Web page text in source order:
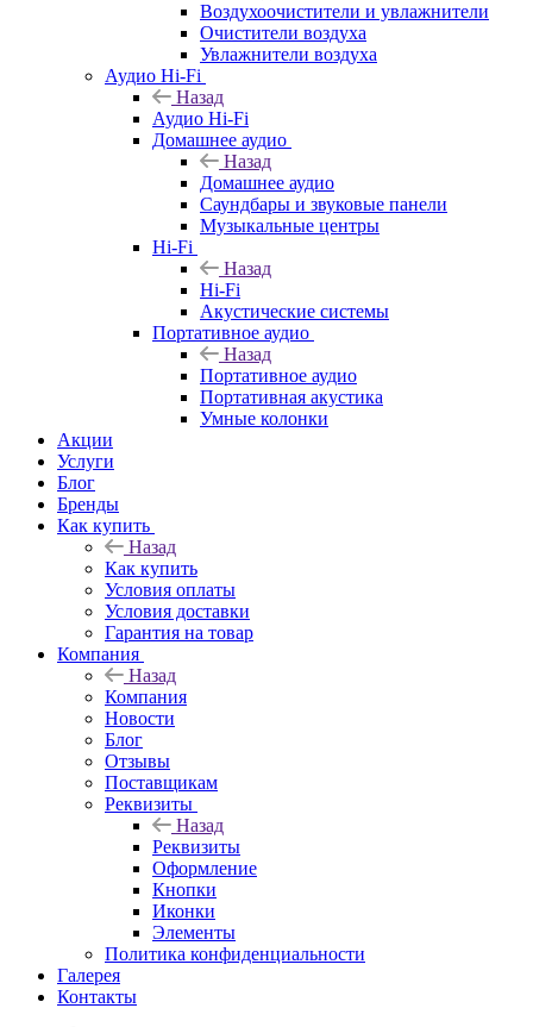
Воздухоочистители и увлажнители
Очистители воздуха
Увлажнители воздуха
Аудио Hi-Fi
Назад
Аудио Hi-Fi
Домашнее аудио
Назад
Домашнее аудио
Саундбары и звуковые панели
Музыкальные центры
Hi-Fi
Назад
Hi-Fi
Акустические системы
Портативное аудио
Назад
Портативное аудио
Портативная акустика
Умные колонки
Акции
Услуги
Блог
Бренды
Как купить
Назад
Как купить
Условия оплаты
Условия доставки
Гарантия на товар
Компания
Назад
Компания
Новости
Блог
Отзывы
Поставщикам
Реквизиты
Назад
Реквизиты
Оформление
Кнопки
Иконки
Элементы
Политика конфиденциальности
Галерея
Контакты